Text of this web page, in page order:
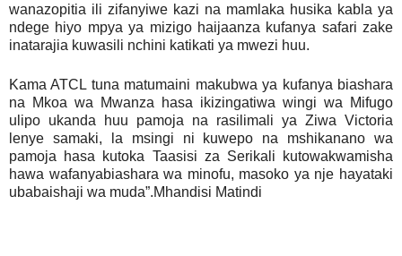
wanazopitia ili zifanyiwe kazi na mamlaka husika kabla ya
ndege hiyo mpya ya mizigo haijaanza kufanya safari zake
inatarajia kuwasili nchini katikati ya mwezi huu.
Kama ATCL tuna matumaini makubwa ya kufanya biashara
na Mkoa wa Mwanza hasa ikizingatiwa wingi wa Mifugo
ulipo ukanda huu pamoja na rasilimali ya Ziwa Victoria
lenye samaki, la msingi ni kuwepo na mshikanano wa
pamoja hasa kutoka Taasisi za Serikali kutowakwamisha
hawa wafanyabiashara wa minofu, masoko ya nje hayataki
ubabaishaji wa muda”.Mhandisi Matindi